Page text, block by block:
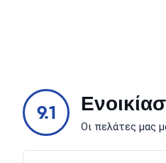
9.1
Οι πελάτες μας